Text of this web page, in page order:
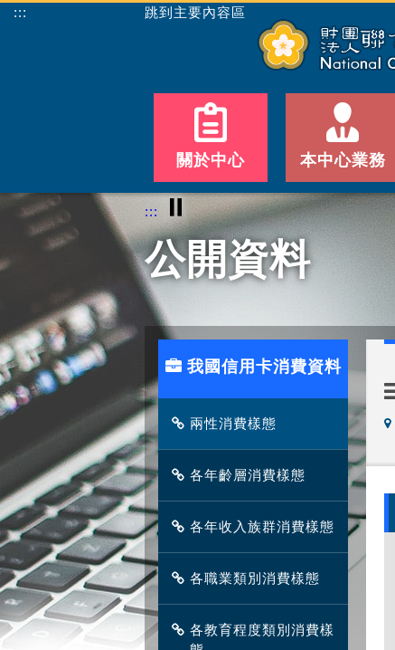
::: 跳到主要內容區
關於中心 本中心業務
::: ⏸
公開資料
我國信用卡消費資料
兩性消費樣態
各年齡層消費樣態
各年收入族群消費樣態
各職業類別消費樣態
各教育程度類別消費樣